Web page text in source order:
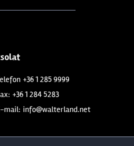
+36 1 285 9999
+36 1 284 5283
mail: info@walterland.net